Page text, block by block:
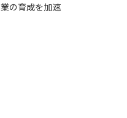
業の育成を加速